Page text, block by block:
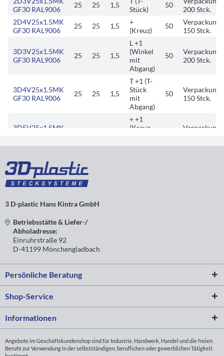
GF30 RAL9006
25 25 1,5
Stück)
50
200 Stck.
2D4V25x1.5MK
GF30 RAL9006
25 25 1,5
+
(Kreuz)
50
150 Stck.
3D3V25x1.5MK
GF30 RAL9006
25 25 1,5
L +1
(Winkel
mit
Abgang)
50
200 Stck.
3D4V25x1.5MK
GF30 RAL9006
25 25 1,5
T +1 (T-
Stück
mit
Abgang)
50
150 Stck.
3D5V25x1.5MK
+ +1
(Kreuz
Abgang)
3 D-plastic Hans Kintra GmbH
Betriebsstätte & Liefer-/
Abholadresse:
Einruhrstraße 92
D-41199 Mönchengladbach
Persönliche Beratung
Shop-Service
Informationen
Angebote im Geschäftskundenshop sind für Industrie, Handwerk, Handel und die freien
Berufe zur Verwendung in der selbstständigen, beruflichen oder gewerblichen Tätigkeit